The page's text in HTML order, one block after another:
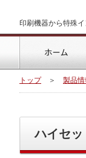
印刷機器から特殊
トップ ＞ 製品情
ハイセ